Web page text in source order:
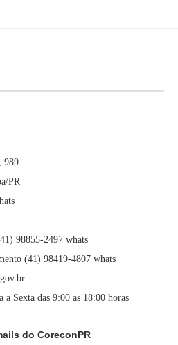
989
PR
98855-2497 whats
(41) 98419-4807 whats
Sexta das 9:00 as 18:00 horas
do CoreconPR